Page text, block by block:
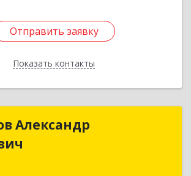
Отправить заявку
Показать контакты
Отправить заявку
Назад
Александр
ИП Дьяков Александр